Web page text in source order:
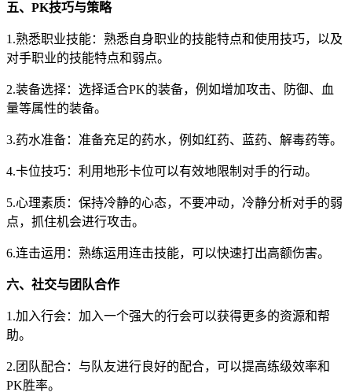
五、PK技巧与策略
1.熟悉职业技能：熟悉自身职业的技能特点和使用技巧，以及
对手职业的技能特点和弱点。
2.装备选择：选择适合PK的装备，例如增加攻击、防御、血
量等属性的装备。
3.药水准备：准备充足的药水，例如红药、蓝药、解毒药等。
4.卡位技巧：利用地形卡位可以有效地限制对手的行动。
5.心理素质：保持冷静的心态，不要冲动，冷静分析对手的弱
点，抓住机会进行攻击。
6.连击运用：熟练运用连击技能，可以快速打出高额伤害。
六、社交与团队合作
1.加入行会：加入一个强大的行会可以获得更多的资源和帮
助。
2.团队配合：与队友进行良好的配合，可以提高练级效率和
PK胜率。